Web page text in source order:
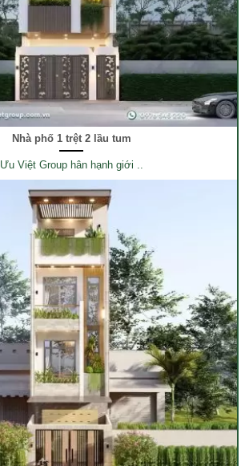
Nhà phố 1 trệt 2 lầu tum
Ưu Việt Group hân hạnh giới ..